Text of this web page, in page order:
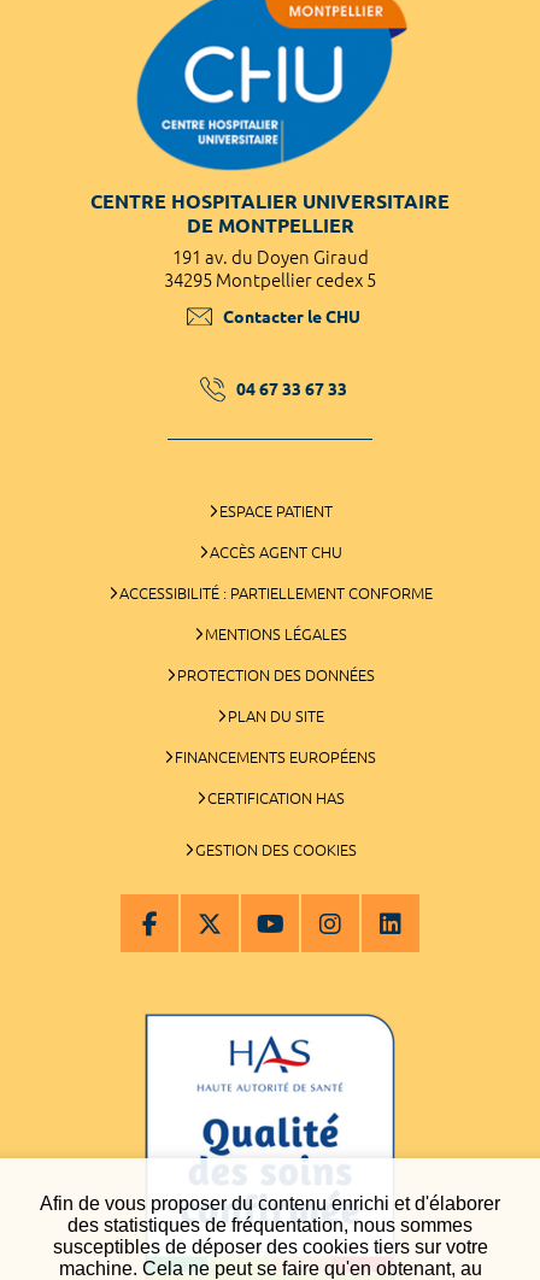
Afin de vous proposer du contenu enrichi et d'élaborer
des statistiques de fréquentation, nous sommes
susceptibles de déposer des cookies tiers sur votre
machine. Cela ne peut se faire qu'en obtenant, au
CENTRE HOSPITALIER UNIVERSITAIRE
DE MONTPELLIER
191 av. du Doyen Giraud
34295 Montpellier cedex 5
Contacter le CHU
04 67 33 67 33
ESPACE PATIENT
ACCÈS AGENT CHU
ACCESSIBILITÉ : PARTIELLEMENT CONFORME
MENTIONS LÉGALES
PROTECTION DES DONNÉES
PLAN DU SITE
FINANCEMENTS EUROPÉENS
CERTIFICATION HAS
GESTION DES COOKIES